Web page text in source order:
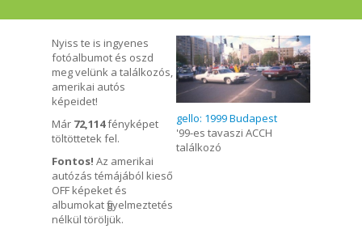
Nyiss te is ingyenes
fotóalbumot és oszd
meg velünk a találkozós,
amerikai autós
képeidet!
Már 72,114fényképet
töltöttetek fel.
Fontos! Az amerikai
autózás témájából kieső
OFF képeket és
albumokat figyelmeztetés
nélkül töröljük.
gello: 1999 Budapest
'99-es tavaszi ACCH
találkozó